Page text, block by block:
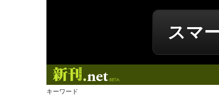
スマ
キーワード